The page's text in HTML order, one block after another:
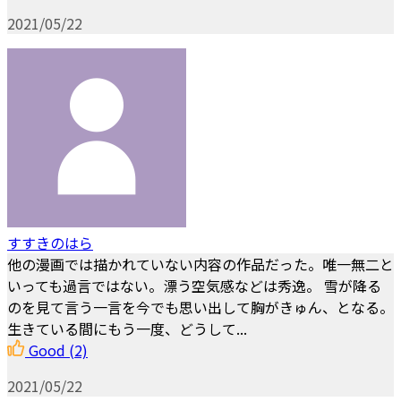
2021/05/22
すすきのはら
他の漫画では描かれていない内容の作品だった。唯一無二と
いっても過言ではない。漂う空気感などは秀逸。 雪が降る
のを見て言う一言を今でも思い出して胸がきゅん、となる。
生きている間にもう一度、どうして...
Good (2)
2021/05/22